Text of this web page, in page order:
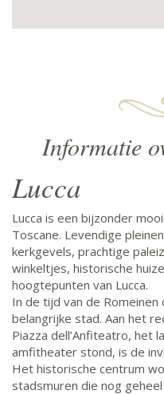
Informatie
Lucca
Lucca is een bijzonder
Toscane. Levendige
kerkgevels, prachtige
winkeltjes, historische
hoogtepunten van Lucca.
In de tijd van de
belangrijke stad. Aan het
Piazza dell’Anfiteatro, het
amfitheater stond, is de
Het historische centrum
stadsmuren die nog